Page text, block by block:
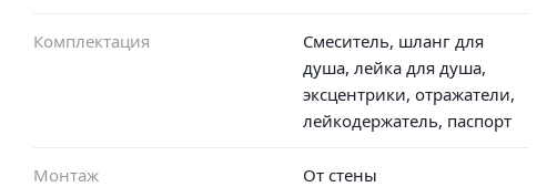
Комплектация
Смеситель, шланг для
душа, лейка для душа,
эксцентрики, отражатели,
лейкодержатель, паспорт
Монтаж От стены